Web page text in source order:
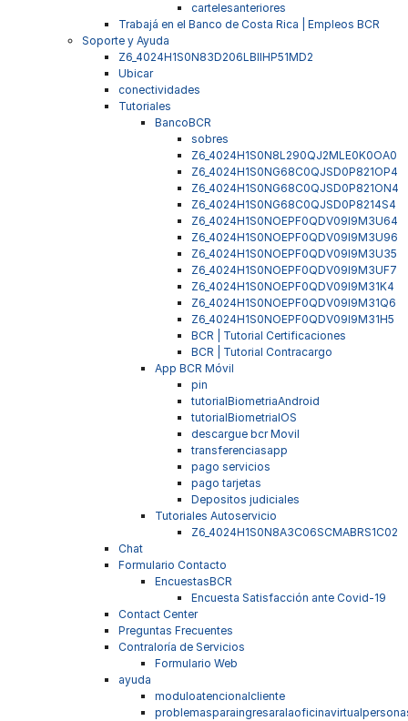
cartelesanteriores
Trabajá en el Banco de Costa Rica | Empleos BCR
Soporte y Ayuda
Z6_4024H1S0N83D206LBIIHP51MD2
Ubicar
conectividades
Tutoriales
BancoBCR
sobres
Z6_4024H1S0N8L290QJ2MLE0K0OA0
Z6_4024H1S0NG68C0QJSD0P821OP4
Z6_4024H1S0NG68C0QJSD0P821ON4
Z6_4024H1S0NG68C0QJSD0P8214S4
Z6_4024H1S0NOEPF0QDV09I9M3U64
Z6_4024H1S0NOEPF0QDV09I9M3U96
Z6_4024H1S0NOEPF0QDV09I9M3U35
Z6_4024H1S0NOEPF0QDV09I9M3UF7
Z6_4024H1S0NOEPF0QDV09I9M31K4
Z6_4024H1S0NOEPF0QDV09I9M31Q6
Z6_4024H1S0NOEPF0QDV09I9M31H5
BCR | Tutorial Certificaciones
BCR | Tutorial Contracargo
App BCR Móvil
pin
tutorialBiometriaAndroid
tutorialBiometriaIOS
descargue bcr Movil
transferenciasapp
pago servicios
pago tarjetas
Depositos judiciales
Tutoriales Autoservicio
Z6_4024H1S0N8A3C06SCMABRS1C02
Chat
Formulario Contacto
EncuestasBCR
Encuesta Satisfacción ante Covid-19
Contact Center
Preguntas Frecuentes
Contraloría de Servicios
Formulario Web
ayuda
moduloatencionalcliente